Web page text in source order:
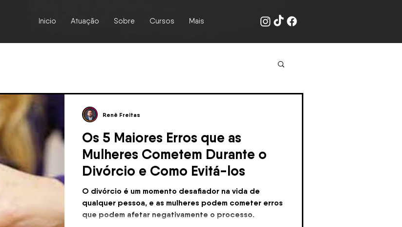
Inicio Atuação Sobre Cursos Mais
Os 5 Maiores Erros que as
Mulheres Cometem Durante o
Divórcio e Como Evitá-los
O divórcio é um momento desafiador na vida de
qualquer pessoa, e as mulheres podem cometer erros
que podem afetar negativamente o processo.
Renê Freitas